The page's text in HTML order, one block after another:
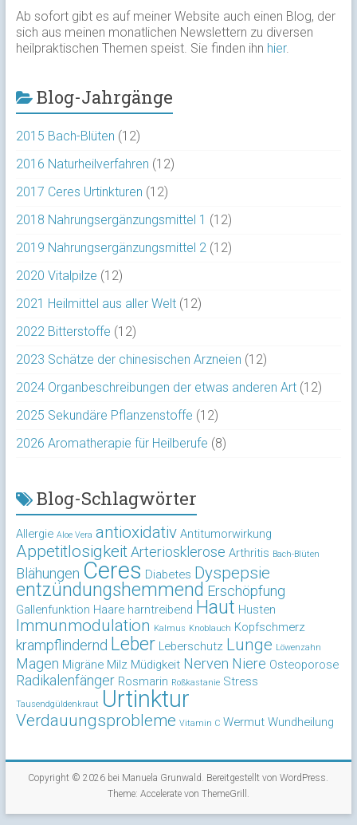
Ab sofort gibt es auf meiner Website auch einen Blog, der
sich aus meinen monatlichen Newslettern zu diversen
heilpraktischen Themen speist. Sie finden ihn hier.
Blog-Jahrgänge
2015 Bach-Blüten (12)
2016 Naturheilverfahren (12)
2017 Ceres Urtinkturen (12)
2018 Nahrungsergänzungsmittel 1 (12)
2019 Nahrungsergänzungsmittel 2 (12)
2020 Vitalpilze (12)
2021 Heilmittel aus aller Welt(12)
2022 Bitterstoffe (12)
2023 Schätze der chinesischen Arzneien (12)
2024 Organbeschreibungen der etwas anderen Art(12)
2025 Sekundäre Pflanzenstoffe (12)
2026 Aromatherapie für Heilberufe (8)
Blog-Schlagwörter
Allergie Aloe Vera antioxidativ Antitumorwirkung
Appetitlosigkeit Arteriosklerose Arthritis Bach-Blüten
Blähungen Ceres Diabetes Dyspepsie
entzündungshemmend Erschöpfung
Gallenfunktion Haare harntreibend Haut Husten
Immunmodulation Kalmus Knoblauch Kopfschmerz
krampflindernd Leber Leberschutz Lunge Löwenzahn
Magen Migräne Milz Müdigkeit Nerven Niere Osteoporose
Radikalenfänger Rosmarin Roßkastanie Stress
Tausendgüldenkraut Urtinktur
Verdauungsprobleme Vitamin C Wermut Wundheilung
Copyright © 2026 bei Manuela Grunwald . Bereitgestellt vonWordPress
Theme: Accelerate von ThemeGrill